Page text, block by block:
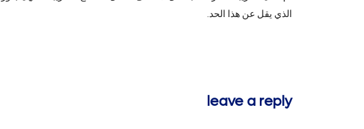
الذي يقل عن هذا الحد.
leave a reply